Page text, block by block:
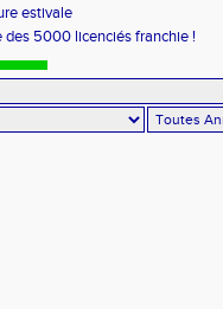
estivale
des 5000 licenciés franchie !